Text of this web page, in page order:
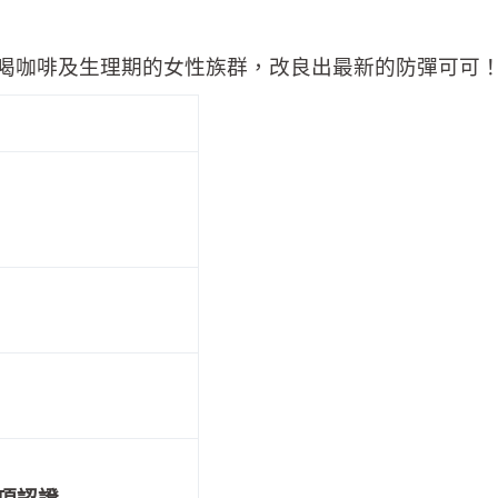
咖啡及生理期的女性族群，改良出最新的防彈可可